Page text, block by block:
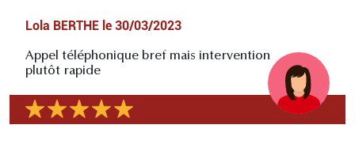
Lola BERTHE le 30/03/2023
Appel téléphonique bref mais intervention
plutôt rapide